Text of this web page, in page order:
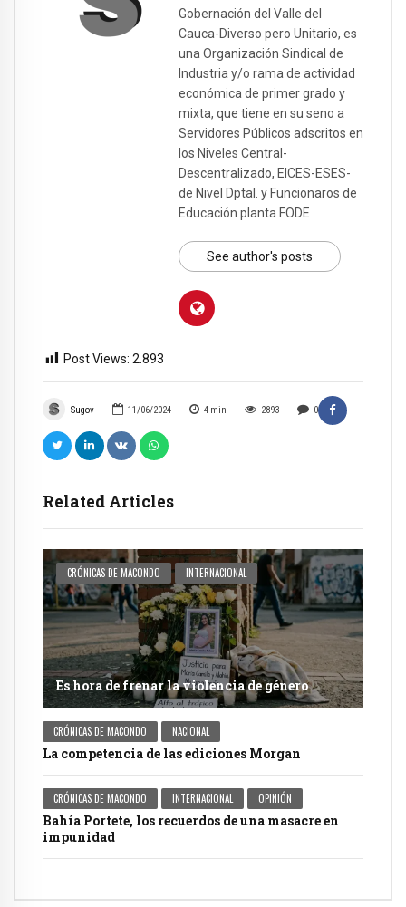
Sugov 11/06/2024 4 min 2893 0
Related Articles
CRÓNICAS DE MACONDO INTERNACIONAL
Es hora de frenar la violencia de género
CRÓNICAS DE MACONDO NACIONAL
La competencia de las ediciones Morgan
CRÓNICAS DE MACONDO INTERNACIONAL OPINIÓN
Bahía Portete, los recuerdos de una masacre en
impunidad
Gobernación del Valle del
Cauca-Diverso pero Unitario, es
una Organización Sindical de
Industria y/o rama de actividad
económica de primer grado y
mixta, que tiene en su seno a
Servidores Públicos adscritos en
los Niveles Central-
Descentralizado, EICES-ESES-
de Nivel Dptal. y Funcionaros de
Educación planta FODE .
See author's posts
Post Views: 2.893